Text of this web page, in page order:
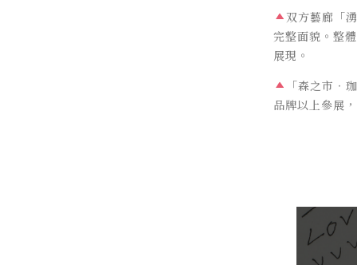
双方藝廊「
完整面貌。整
展現。
「森之市‧
品牌以上參展